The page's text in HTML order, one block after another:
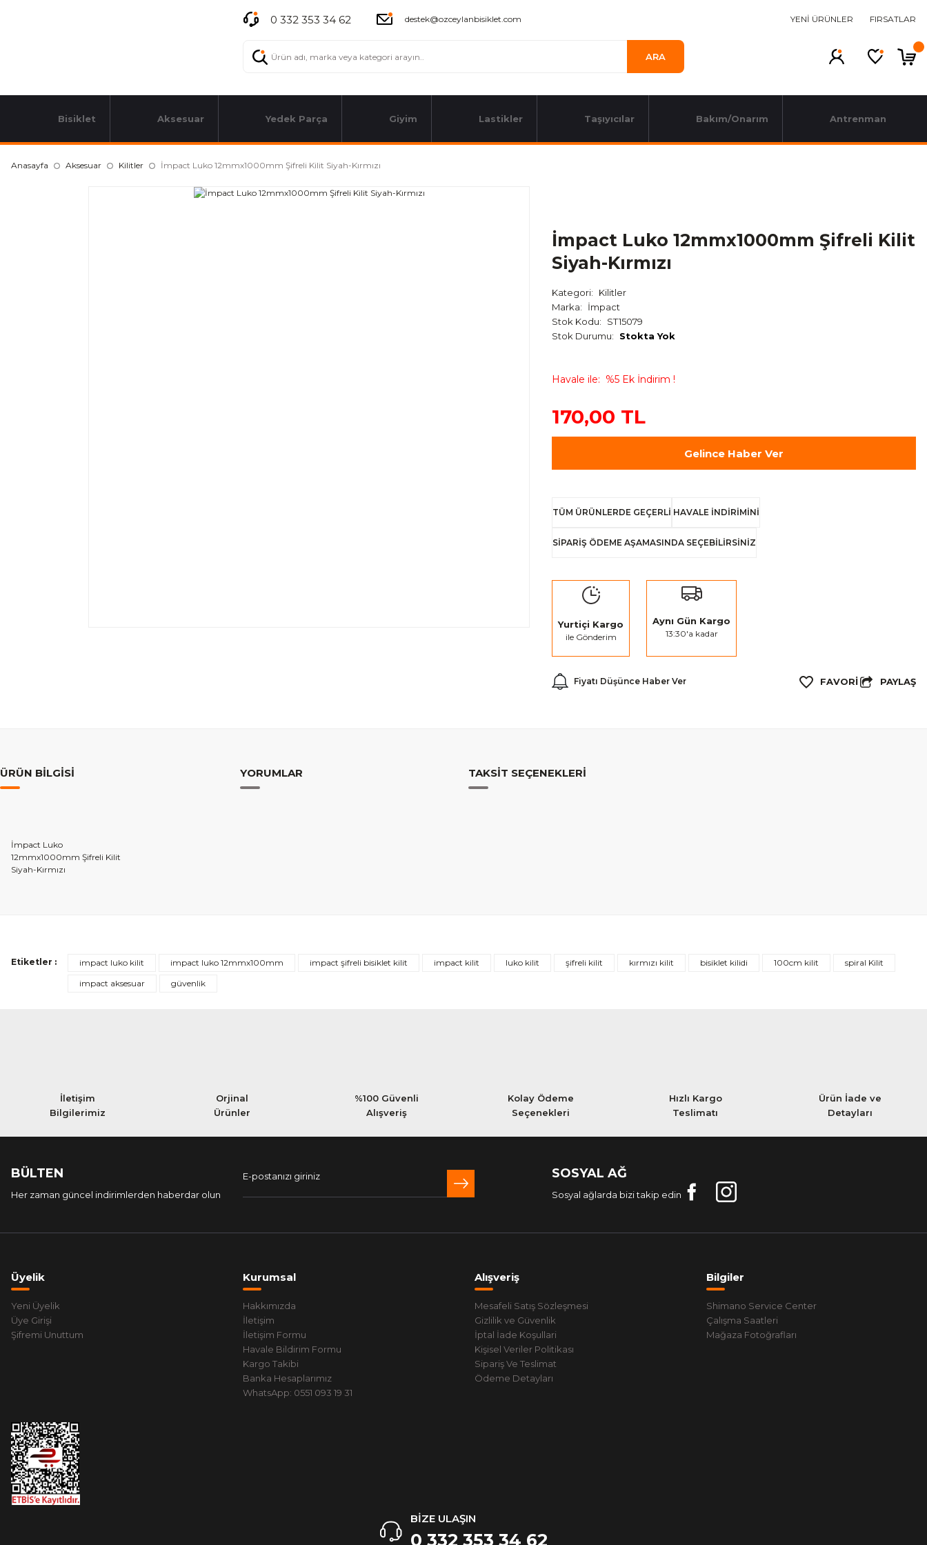
0 332 353 34 62 destek@ozceylanbisiklet.com YENİ ÜRÜNLER FIRSATLAR
ARA
Bisiklet Aksesuar Yedek Parça Giyim Lastikler Taşıyıcılar Bakım/Onarım Antrenman
Anasayfa Aksesuar Kilitler İmpact Luko 12mmx1000mm Şifreli Kilit Siyah-Kırmızı
İmpact Luko 12mmx1000mm Şifreli Kilit
Siyah-Kırmızı
Kategori
Kilitler
Marka
İmpact
Stok Kodu
ST15079
Stok Durumu
Stokta Yok
Havale ile %5 Ek İndirim !
170,00 TL
Gelince Haber Ver
TÜM ÜRÜNLERDE GEÇERLİ HAVALE İNDİRİMİNİ
SİPARİŞ ÖDEME AŞAMASINDA SEÇEBİLİRSİNİZ
Yurtiçi Kargo
ile Gönderim
Aynı Gün Kargo
13:30'a kadar
Fiyatı Düşünce Haber Ver PAYLAŞ
ÜRÜN BILGISI YORUMLAR TAKSIT SEÇENEKLERI
İmpact Luko
12mmx1000mm Şifreli Kilit
Siyah-Kırmızı
Etiketler : impact luko kilit impact luko 12mmx100mm impact şifreli bisiklet kilit impact kilit luko kilit şifreli kilit kırmızı kilit bisiklet kilidi 100cm kilit
spiral Kilit
impact aksesuar
güvenlik
İletişim
Bilgilerimiz
Orjinal
Ürünler
%100 Güvenli
Alışveriş
Kolay Ödeme
Seçenekleri
Hızlı Kargo
Teslimatı
Ürün İade ve
Detayları
BÜLTEN
Her zaman güncel indirimlerden haberdar olun
SOSYAL AĞ
Sosyal ağlarda bizi takip edin
Üyelik
Yeni Üyelik
Üye Girişi
Şifremi Unuttum
Kurumsal
Hakkımızda
İletişim
İletişim Formu
Havale Bildirim Formu
Kargo Takibi
Banka Hesaplarımız
WhatsApp: 0551 093 19 31
Alışveriş
Mesafeli Satış Sözleşmesi
Gizlilik ve Güvenlik
İptal İade Koşullari
Kişisel Veriler Politikası
Sipariş Ve Teslimat
Ödeme Detayları
Bilgiler
Shimano Service Center
Çalışma Saatleri
Mağaza Fotoğrafları
BİZE ULAŞIN
0 332 353 34 62